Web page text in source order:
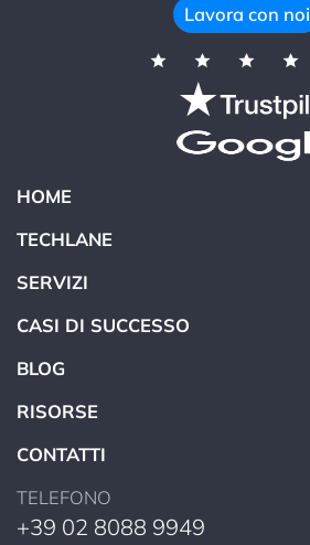
Lavora con noi
HOME
TECHLANE
SERVIZI
CASI DI SUCCESSO
BLOG
RISORSE
CONTATTI
TELEFONO
+39 02 8088 9949